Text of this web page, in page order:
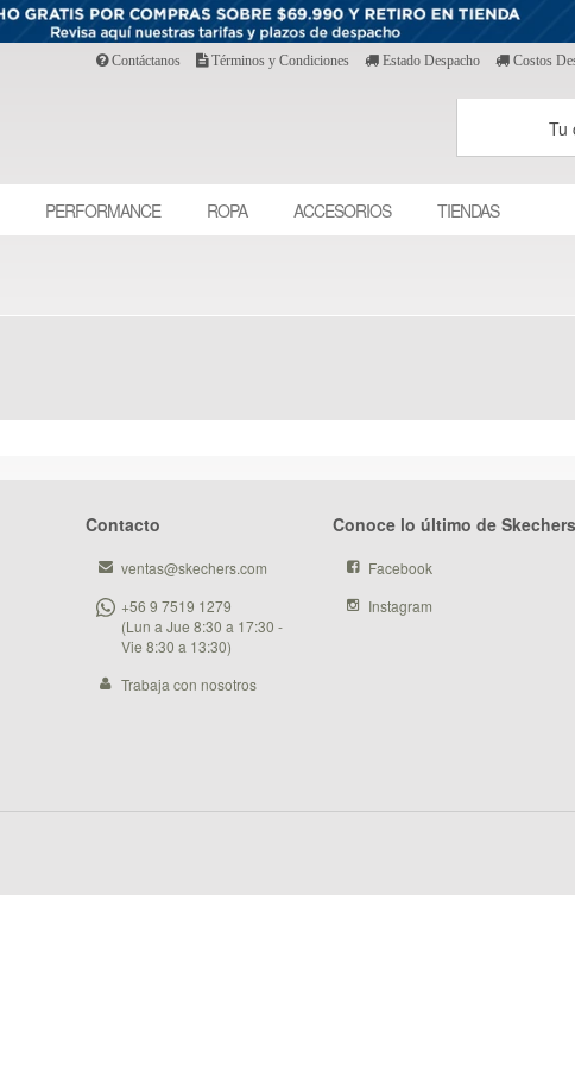
Contáctanos Términos y Condiciones Estado Despacho Costos
Tu
PERFORMANCE ROPA ACCESORIOS TIENDAS
Contacto
ventas@skechers.com
+56 9 7519 1279
(Lun a Jue 8:30 a 17:30 -
Vie 8:30 a 13:30)
Trabaja con nosotros
Conoce lo último de Skechers
Facebook
Instagram